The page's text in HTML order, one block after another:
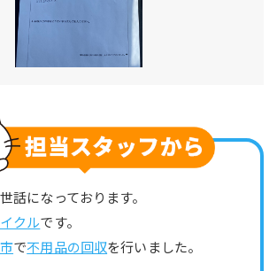
話になっております。
クルです。
で不用品の回収を行いました。